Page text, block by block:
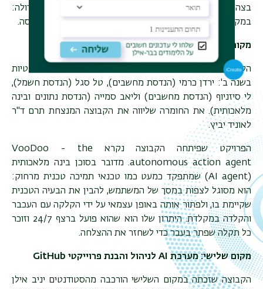
בצהרי יום שישי הוכרזו הזוכים, והגאווה לפקולטה הייתה גדולה:
במקום הראשון ובמקום השלישי זכו קבוצות מהפקולטה להנדסה.
מקום ראשון: טכנאי תמיכה טכנית מרחוק
הקבוצה המנצחת במקום הראשון הורכבה מסטודנטים וסטודנטיות
בשנה ב': ירדן כרמי (הנדסת מחשבים), טל סגל (הנדסת חשמל),
לי סיזניוף (הנדסת מחשבים) וליאב סמייה (הנדסת נתונים ובינה
מלאכותית). את החומרה שליווה את הקבוצה המנצחת תרם ד"ר
לאוניד יביץ.
הפרויקט שפיתחה הקבוצה נקרא VooDoo - the
autonomous action agent. מדובר בסוכן בינה מלאכותית
(
AI agent) שמתפקד כמעט כמו טכנאי תמיכה טכנית מרחוק:
הוא מסוגל לצפות במסך של המשתמש, להבין את הבעיה הטכנית
שקיימת בו, ולפתור אותה באופן עצמאי על ידי הקלקה עם העכבר
והקלדה במקלדת. היתרון שלו הוא שהוא פועל ברצף 24/7 וזוכר
כל תקלה שפתר בעבר כדי לשחזר את ההצלחה.
מקום שלישי: מערכת AI לניהול והבנת פרוייקטי GitHub
הקבוצה שזכתה במקום השלישי הורכבה מהסטודנטים יניב אילן